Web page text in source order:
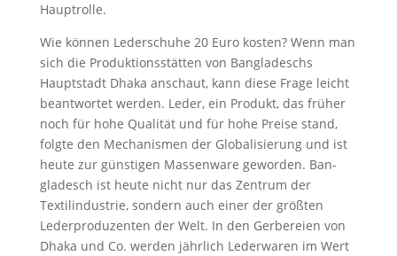
Hauptrolle.
Wie können Lederschuhe 20 Euro kosten? Wenn man
sich die Produktionsstätten von Bangladeschs
Hauptstadt Dhaka anschaut, kann diese Frage leicht
beantwortet werden. Leder, ein Produkt, das früher
noch für hohe Qualität und für hohe Preise stand,
folgte den Mechanismen der Globalisierung und ist
heute zur günstigen Massenware geworden. Ban­
gladesch ist heute nicht nur das Zentrum der
Textilindustrie, sondern auch einer der größten
Lederproduzenten der Welt. In den Gerbereien von
Dhaka und Co. werden jährlich Lederwaren im Wert